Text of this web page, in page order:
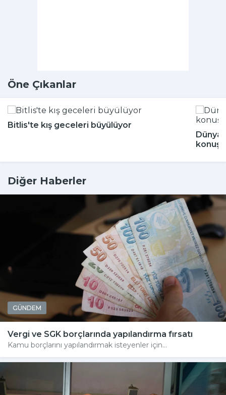
Öne Çıkanlar
Bitlis'te kış geceleri büyülüyor
Dünya
Diğer Haberler
GÜNDEM
Vergi ve SGK borçlarında yapılandırma fırsatı
Kamu borçlarını yapılandırmak isteyenler için...